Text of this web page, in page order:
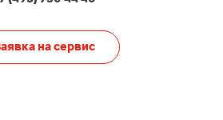
на сервис